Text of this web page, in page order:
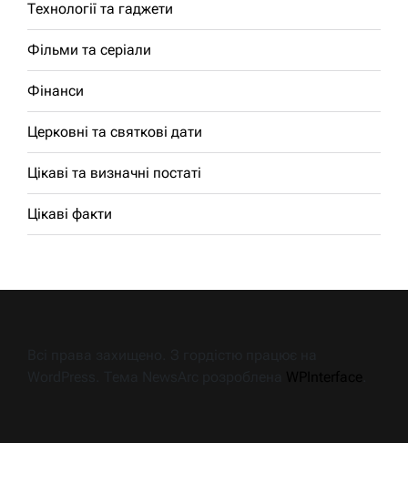
Технології та гаджети
Фільми та серіали
Фінанси
Церковні та святкові дати
Цікаві та визначні постаті
Цікаві факти